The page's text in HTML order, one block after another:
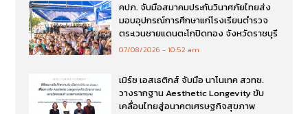
คปภ. จับมือสมาคมประกันวินาศภัยไทยส่ง
มอบอุปกรณ์การศึกษาแก่โรงเรียนตำรวจ
ตระเวนชายแดนตะโกปิดทอง จังหวัดราชบุรี
07/08/2026 10:52 am
เมิร์ซ เอสเธติกส์ จับมือ นาโนเทค สวทช.
วางรากฐาน Aesthetic Longevity ขับ
เคลื่อนไทยสู่อนาคตเศรษฐกิจสุขภาพ